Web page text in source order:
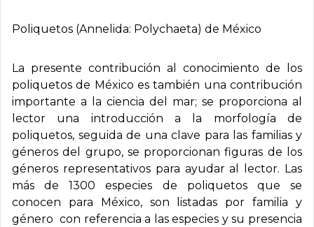
Poliquetos (Annelida: Polychaeta) de México
La presente contribución al conocimiento de los
poliquetos de México es también una contribución
importante a la ciencia del mar; se proporciona al
lector una introducción a la morfología de
poliquetos, seguida de una clave para las familias y
géneros del grupo, se proporcionan figuras de los
géneros representativos para ayudar al lector. Las
más de 1300 especies de poliquetos que se
conocen para México, son listadas por familia y
género con referencia a las especies y su presencia